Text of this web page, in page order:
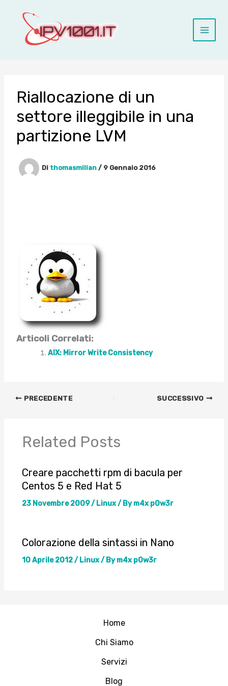
contenuto
Riallocazione di un
settore illeggibile in una
partizione LVM
Di thomasmilian / 9 Gennaio 2016
Articoli Correlati:
AIX: Mirror Write Consistency
PRECEDENTE SUCCESSIVO
Related Posts
Creare pacchetti rpm di bacula per
Centos 5 e Red Hat 5
23 Novembre 2009/ Linux/ Bym4x p0w3r
Colorazione della sintassi in Nano
10 Aprile 2012/ Linux/ Bym4x p0w3r
Home
Chi Siamo
Servizi
Blog